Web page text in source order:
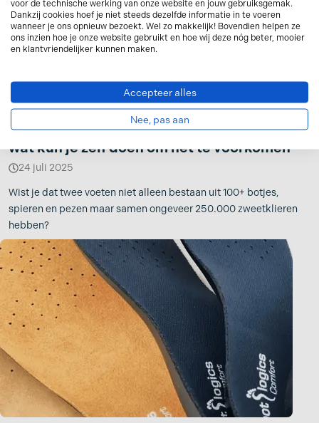
Dikke voeten en enkels: hoe komt het en
wat kun je zelf doen om het te voorkomen
24 juli 2025
Wist je dat twee voeten niet alleen bestaan uit 100+ botjes,
spieren en pezen maar samen ongeveer 250.000 zweetklieren
hebben?
voor de technische werking van onze website en jouw gebruiksgemak.
Dankzij cookies hoef je niet steeds dezelfde informatie in te voeren
wanneer je ons opnieuw bezoekt. Wel zo makkelijk! Bovendien helpen ze
ons inzien hoe je onze website gebruikt en hoe wij deze nóg beter, mooier
en klantvriendelijker kunnen maken.
Accepteer alles
Nee, pas aan